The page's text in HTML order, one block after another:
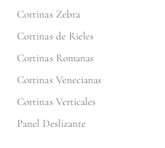
Cortinas Zebra
Cortinas de Rieles
Cortinas Romanas
Cortinas Venecianas
Cortinas Verticales
Panel Deslizante